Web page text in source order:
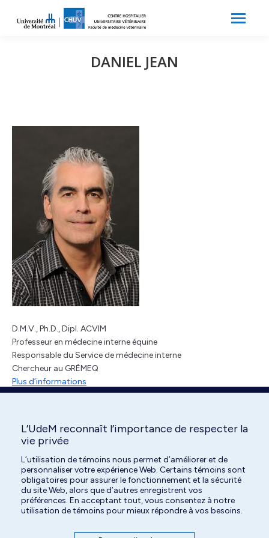
DANIEL JEAN
D.M.V., Ph.D., Dipl. ACVIM
Professeur en médecine interne équine
Responsable du Service de médecine interne
Chercheur au GRÉMEQ
Plus d’informations
Search:
L’UdeM reconnaît l’importance de respecter la
vie privée
L’utilisation de témoins nous permet d’améliorer et de
personnaliser votre expérience Web. Certains témoins sont
obligatoires pour assurer le fonctionnement et la sécurité
du site Web, alors que d’autres enregistrent vos
préférences. En acceptant tout, vous consentez à notre
utilisation de témoins pour mieux répondre à vos besoins.